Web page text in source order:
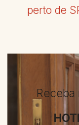
perto de
Receba